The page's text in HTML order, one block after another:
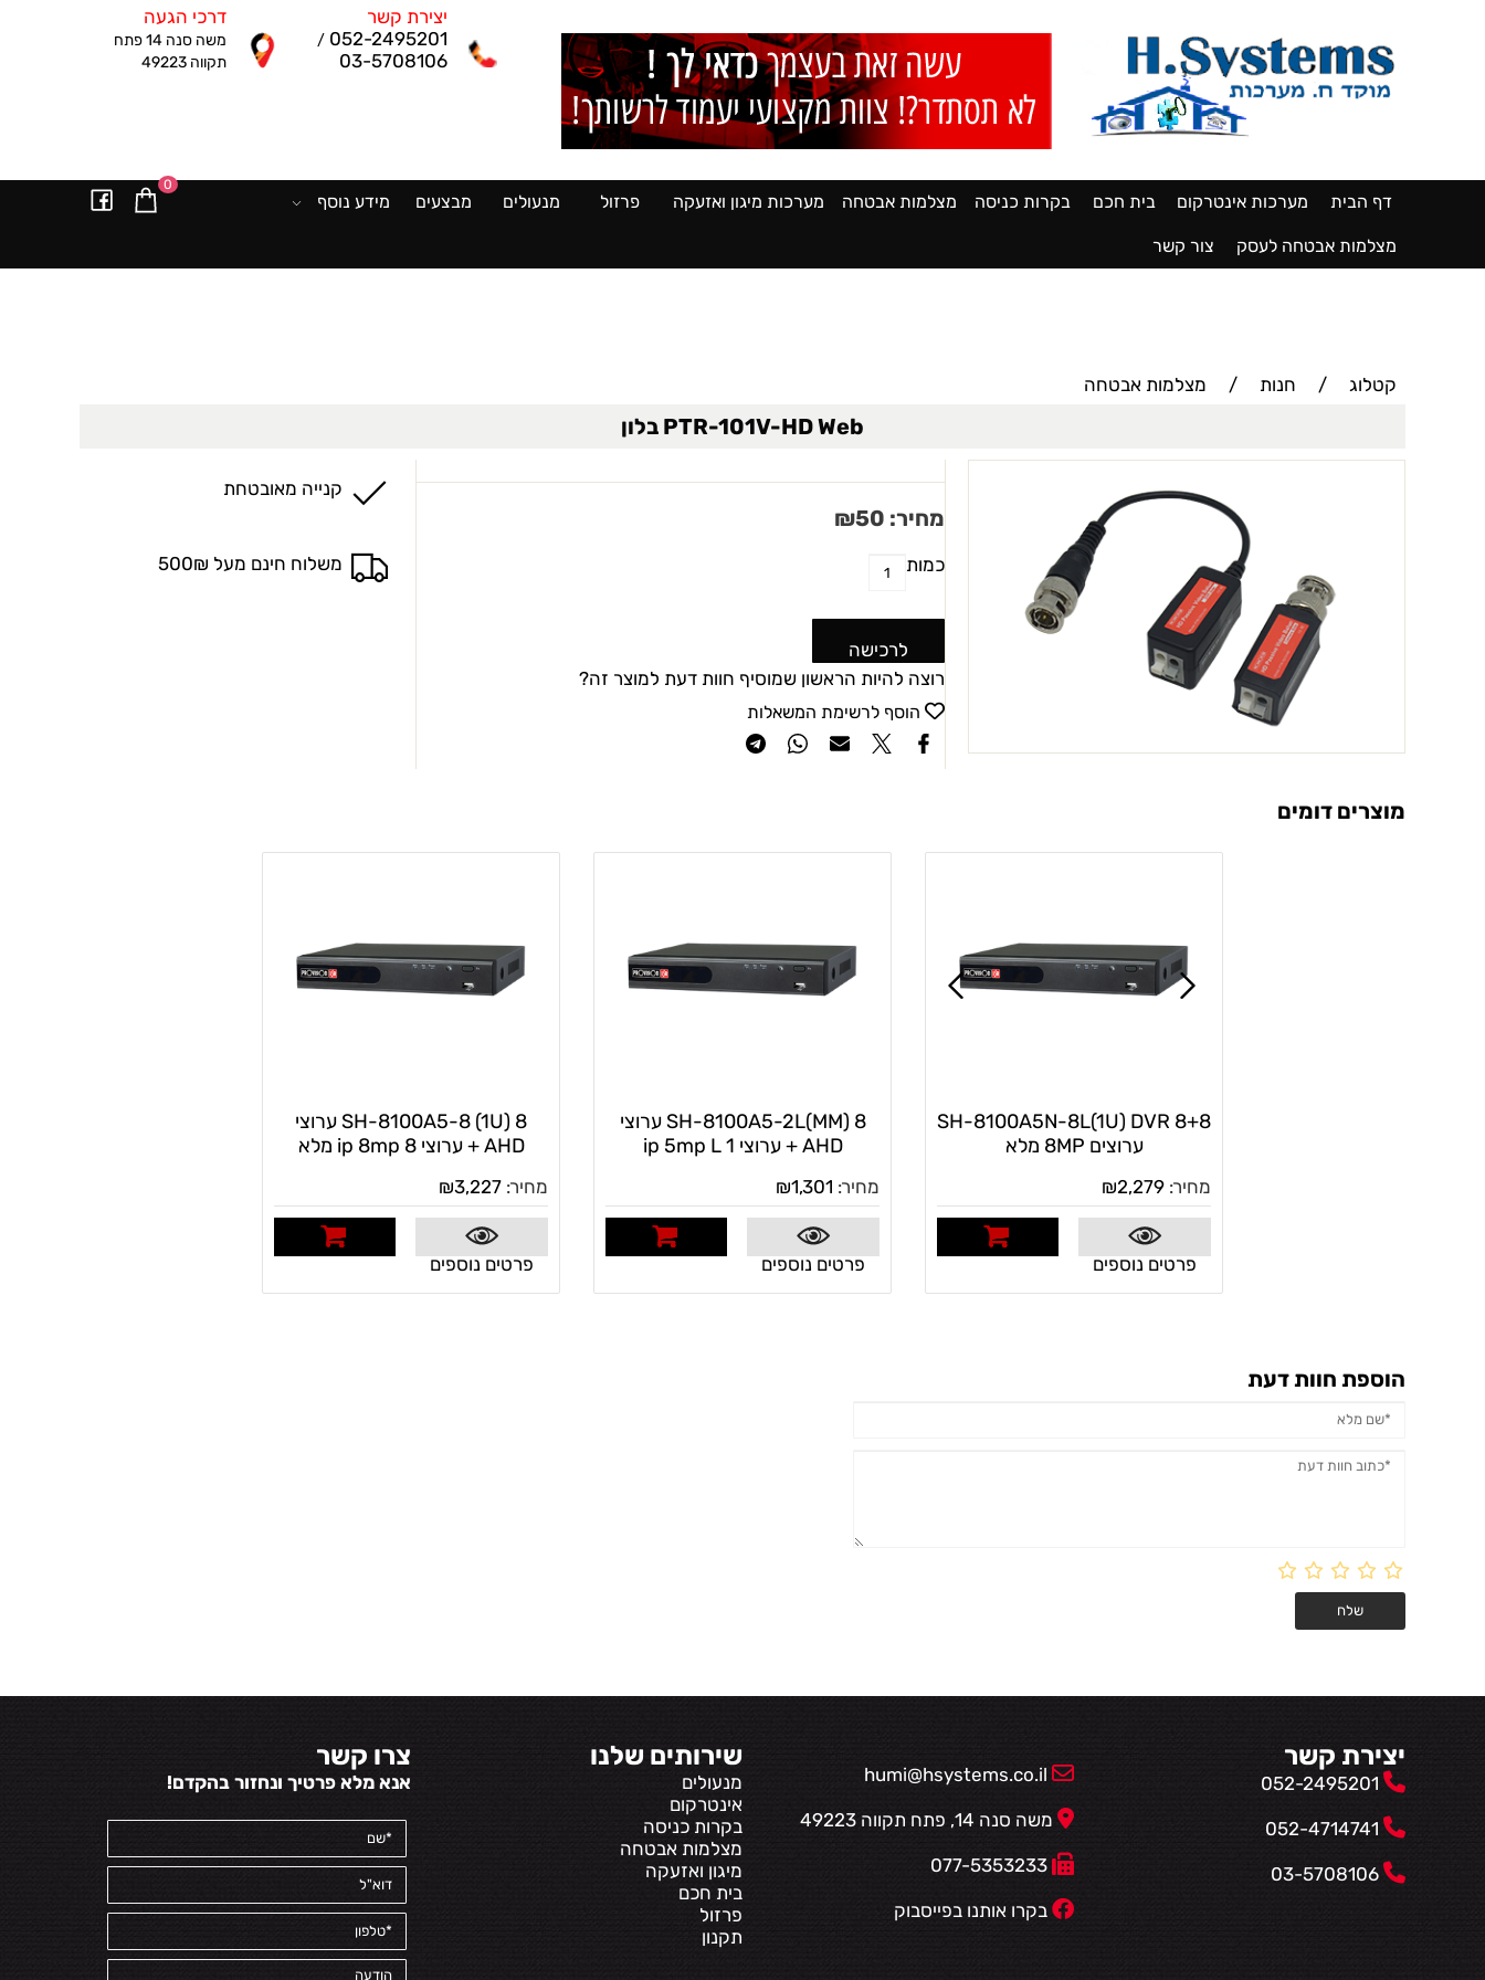
יצירת קשר
052-2495201
/
03-5708106
דרכי הגעה
משה סנה 14 פתח
תקווה 49223
0
דף הבית מערכות אינטרקום בית חכם בקרות כניסה מצלמות אבטחה מערכות מיגון ואזעקה פרזול מנעולים מבצעים מידע נוסף
מצלמות אבטחה לעסק צור קשר
קטלוג / חנות / מצלמות אבטחה
PTR-101V-HD Web בלון
מחיר: ₪50
כמות
לרכישה
רוצה להיות הראשון שמוסיף חוות דעת למוצר זה?
הוסף לרשימת המשאלות
קנייה מאובטחת
משלוח חינם מעל 500₪
מוצרים דומים
SH-8100A5N-8L(1U) DVR 8+8
ערוצים 8MP מלא
מחיר: ₪2,279
פרטים נוספים לרכישה
SH-8100A5-2L(MM) 8 ערוצי
AHD + ערוצי 1 ip 5mp L
מחיר: ₪1,301
פרטים נוספים לרכישה
SH-8100A5-8 (1U) 8 ערוצי
AHD + ערוצי 8 ip 8mp מלא
מחיר: ₪3,227
פרטים נוספים לרכישה
הוספת חוות דעת
יצירת קשר
052-2495201
052-4714741
03-5708106
humi@hsystems.co.il
משה סנה 14, פתח תקווה 49223
בקרו אותנו בפייסבוק
שירותים שלנו
מנעולים
אינטרקום
בקרות כניסה
מצלמות אבטחה
מיגון ואזעקה
בית חכם
פרזול
תקנון
צרו קשר
אנא מלא פרטיך ונחזור בהקדם!